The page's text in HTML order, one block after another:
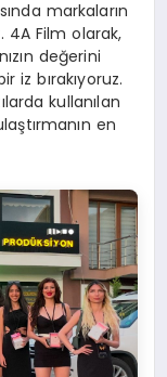
markaların
Film olarak,
değerini
iz bırakıyoruz.
kullanılan
en